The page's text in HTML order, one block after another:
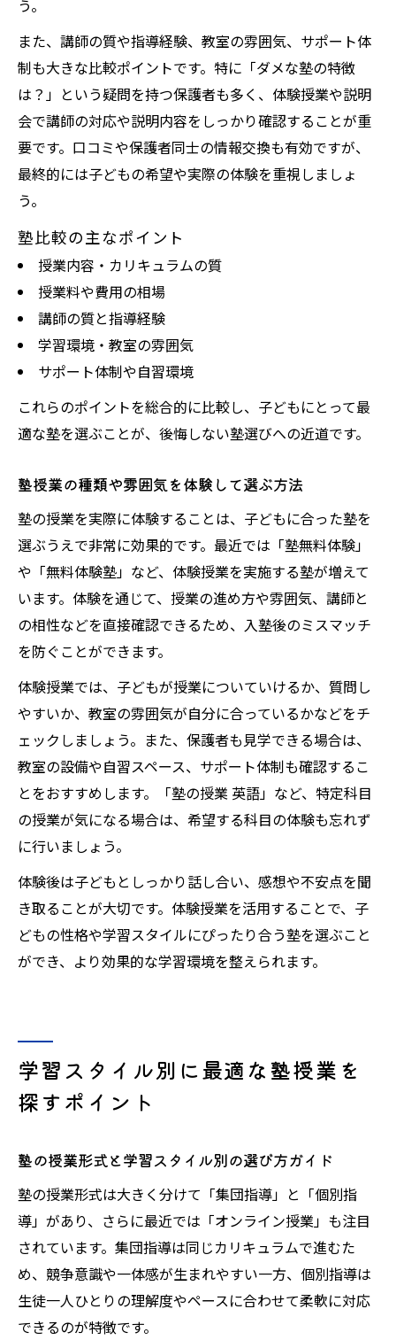
う。
また、講師の質や指導経験、教室の雰囲気、サポート体
制も大きな比較ポイントです。特に「ダメな塾の特徴
は？」という疑問を持つ保護者も多く、体験授業や説明
会で講師の対応や説明内容をしっかり確認することが重
要です。口コミや保護者同士の情報交換も有効ですが、
最終的には子どもの希望や実際の体験を重視しましょ
う。
塾比較の主なポイント
授業内容・カリキュラムの質
授業料や費用の相場
講師の質と指導経験
学習環境・教室の雰囲気
サポート体制や自習環境
これらのポイントを総合的に比較し、子どもにとって最
適な塾を選ぶことが、後悔しない塾選びへの近道です。
塾授業の種類や雰囲気を体験して選ぶ方法
塾の授業を実際に体験することは、子どもに合った塾を
選ぶうえで非常に効果的です。最近では「塾無料体験」
や「無料体験塾」など、体験授業を実施する塾が増えて
います。体験を通じて、授業の進め方や雰囲気、講師と
の相性などを直接確認できるため、入塾後のミスマッチ
を防ぐことができます。
体験授業では、子どもが授業についていけるか、質問し
やすいか、教室の雰囲気が自分に合っているかなどをチ
ェックしましょう。また、保護者も見学できる場合は、
教室の設備や自習スペース、サポート体制も確認するこ
とをおすすめします。「塾の授業 英語」など、特定科目
の授業が気になる場合は、希望する科目の体験も忘れず
に行いましょう。
体験後は子どもとしっかり話し合い、感想や不安点を聞
き取ることが大切です。体験授業を活用することで、子
どもの性格や学習スタイルにぴったり合う塾を選ぶこと
ができ、より効果的な学習環境を整えられます。
学習スタイル別に最適な塾授業を
探すポイント
塾の授業形式と学習スタイル別の選び方ガイド
塾の授業形式は大きく分けて「集団指導」と「個別指
導」があり、さらに最近では「オンライン授業」も注目
されています。集団指導は同じカリキュラムで進むた
め、競争意識や一体感が生まれやすい一方、個別指導は
生徒一人ひとりの理解度やペースに合わせて柔軟に対応
できるのが特徴です。